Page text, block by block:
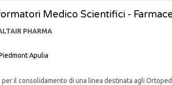
Medico Scientifici -
PHARMA
Apulia
per il consolidamento di una linea destinata agli